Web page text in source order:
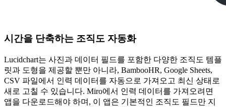
시간을 단축하는 조직도 자동화
Lucidchart는 사진과 데이터 필드를 포함한 다양한 조직도 템플
릿과 도형을 제공할 뿐만 아니라, BambooHR, Google Sheets,
CSV 파일에서 인력 데이터를 자동으로 가져오고 최신 상태로
새로 고칠 수 있습니다. Miro에서 인력 데이터를 가져오려면
앱을 다운로드해야 하며, 이 앱은 기본적인 조직도 필드만 지